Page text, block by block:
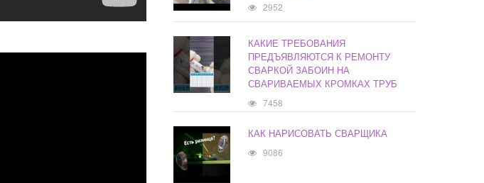
2952
КАКИЕ ТРЕБОВАНИЯ
ПРЕДЪЯВЛЯЮТСЯ К РЕМОНТУ
СВАРКОЙ ЗАБОИН НА
СВАРИВАЕМЫХ КРОМКАХ ТРУБ
7458
КАК НАРИСОВАТЬ СВАРЩИКА
9086